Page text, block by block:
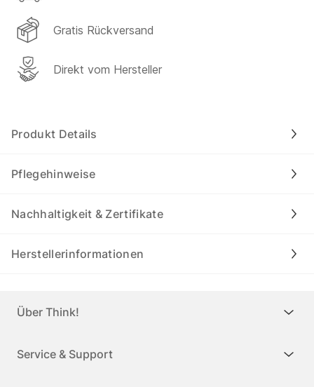
Gratis Rückversand
Direkt vom Hersteller
Produkt Details
Pflegehinweise
Nachhaltigkeit & Zertifikate
Herstellerinformationen
Über Think!
Service & Support